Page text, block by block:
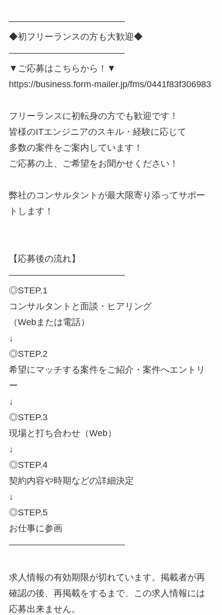
―――――――――――――
◆初フリーランスの方も大歓迎◆
―――――――――――――
▼ご応募はこちらから！▼
https://business.form-mailer.jp/fms/0441f83f306983
フリーランスに初転身の方でも歓迎です！
皆様のITエンジニアのスキル・経験に応じて
多数の案件をご案内しています！
ご応募の上、ご希望をお聞かせください！
弊社のコンサルタントが最大限寄り添ってサポー
トします！
【応募後の流れ】
―――――――――――――
◎STEP.1
コンサルタントと面談・ヒアリング
（Webまたは電話）
↓
◎STEP.2
希望にマッチする案件をご紹介・案件へエントリ
ー
↓
◎STEP.3
現場と打ち合わせ（Web）
↓
◎STEP.4
契約内容や時期などの詳細決定
↓
◎STEP.5
お仕事に参画
―――――――――――――
求人情報の有効期限が切れています。掲載者が再
確認の後、再掲載をするまで、この求人情報には
応募出来ません。